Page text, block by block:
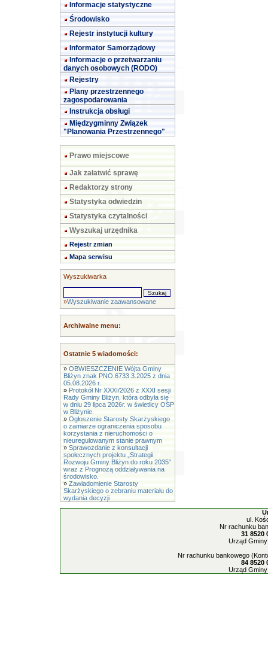
Informacje statystyczne
Środowisko
Rejestr instytucji kultury
Informator Samorządowy
Informacje o przetwarzaniu
danych osobowych (RODO)
Rejestry
Plany przestrzennego
zagospodarowania
Instrukcja obsługi
Międzygminny Związek
"Planowania Przestrzennego"
Prawo miejscowe
Jak załatwić sprawę
Redaktorzy strony
Statystyka odwiedzin
Statystyka czytalności
Wyszukaj urzędnika
Rejestr zmian
Mapa serwisu
Wyszukiwarka
»Wyszukiwanie zaawansowane
Archiwalne menu:
Ostatnie 5 wiadomości:
» OBWIESZCZENIE Wójta Gminy
Bliżyn znak PNO.6733.3.2025 z dnia
05.08.2026 r.
» Protokół Nr XXXI/2026 z XXXI sesji
Rady Gminy Bliżyn, która odbyła się
w dniu 29 lipca 2026r. w świetlicy OSP
w Bliżynie.
» Ogłoszenie Starosty Skarżyskiego
o zamiarze ograniczenia sposobu
korzystania z nieruchomości o
nieuregulowanym stanie prawnym
» Sprawozdanie z konsultacji
społecznych projektu „Strategii
Rozwoju Gminy Bliżyn do roku 2035”
wraz z Prognozą oddziaływania na
środowisko.
» Zawiadomienie Starosty
Skarżyskiego o zebraniu materiału do
wydania decyzji
ul.
Nr rachunku
31 8520
Urząd
Nr rachunku bankowego
84 8520
Urząd